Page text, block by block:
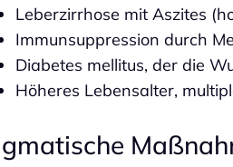
Leberzirrhose mit Aszites
Immunsuppression durch
Diabetes mellitus, der die
Höheres Lebensalter,